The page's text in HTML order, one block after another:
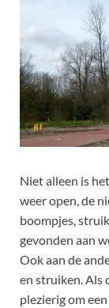
Niet alleen is
weer open, de
boompjes,
gevonden aan
Ook aan de
en struiken. Als
plezierig om